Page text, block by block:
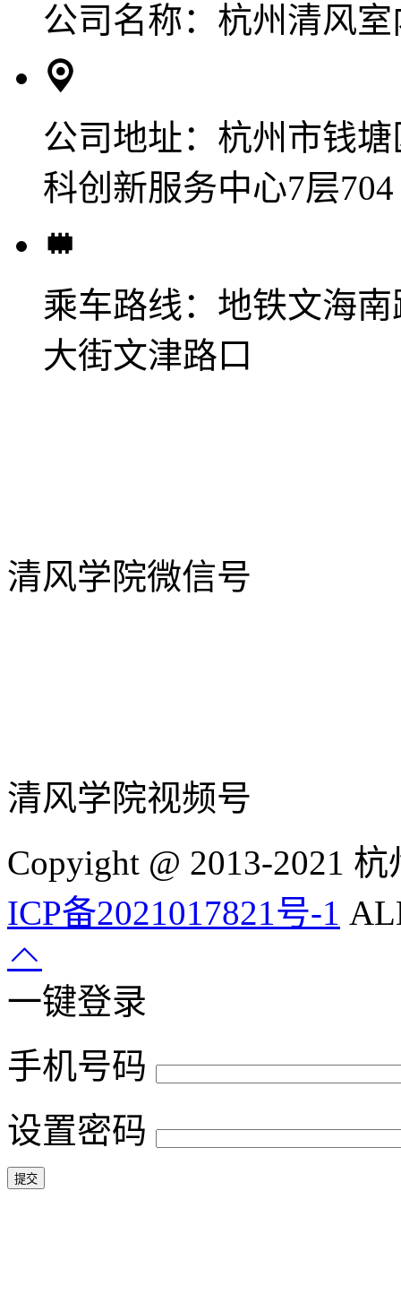
公司名称： 杭州清风
公司地址： 杭州市钱
科创新服务中心7层704
乘车路线： 地铁文海
大街文津路口
清风学院微信号
清风学院视频号
Copyight @ 2013-2021
ICP备2021017821号-1
一键登录
手机号码
设置密码